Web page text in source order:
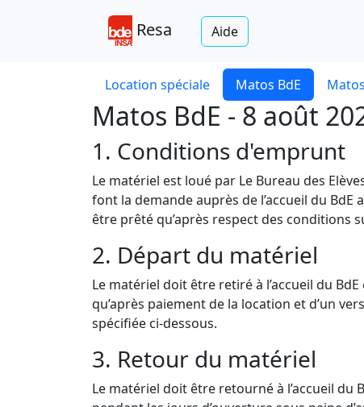
Resa Aide
Location spéciale Matos BdE
Matos BdE - 8 août
1. Conditions d'emprunt
Le matériel est loué par Le Bureau des
font la demande auprès de l’accueil du
être prêté qu’après respect des conditions
2. Départ du matériel
Le matériel doit être retiré à l’accueil du
qu’après paiement de la location et d’un
spécifiée ci-dessous.
3. Retour du matériel
Le matériel doit être retourné à l’accueil du